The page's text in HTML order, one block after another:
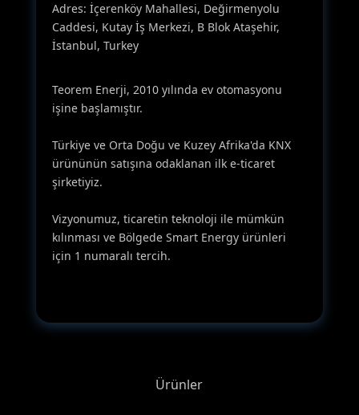
Adres: İçerenköy Mahallesi, Değirmenyolu
Caddesi, Kutay İş Merkezi, B Blok Ataşehir,
İstanbul, Turkey
Teorem Enerji, 2010 yılında ev otomasyonu
işine başlamıştır.
Türkiye ve Orta Doğu ve Kuzey Afrika'da KNX
ürününün satışına odaklanan ilk e-ticaret
şirketiyiz.
Vizyonumuz, ticaretin teknoloji ile mümkün
kılınması ve Bölgede Smart Energy ürünleri
için 1 numaralı tercih.
Ürünler